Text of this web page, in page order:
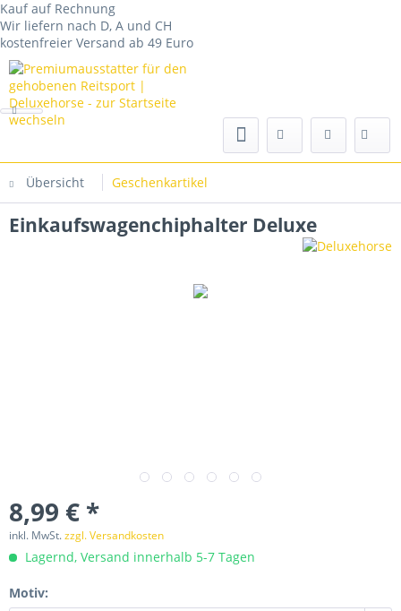
Kauf auf Rechnung
Wir liefern nach D, A und CH
kostenfreier Versand ab 49 Euro
Übersicht Geschenkartikel
Einkaufswagenchiphalter Deluxe
8,99 € *
inkl. MwSt.zzgl. Versandkosten
Lagernd, Versand innerhalb 5-7 Tagen
Motiv: